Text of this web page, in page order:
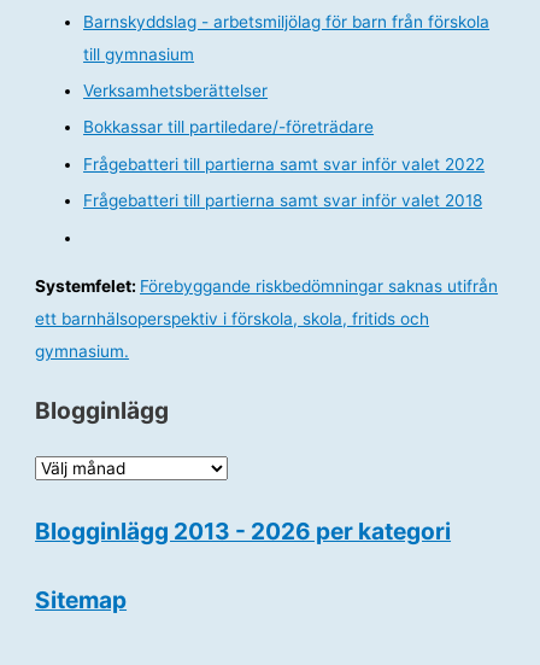
Barnskyddslag - arbetsmiljölag för barn från förskola
till gymnasium
Verksamhetsberättelser
Bokkassar till partiledare/-företrädare
Frågebatteri till partierna samt svar inför valet 2022
Frågebatteri till partierna samt svar inför valet 2018
Systemfelet: Förebyggande riskbedömningar saknas utifrån
ett barnhälsoperspektiv i förskola, skola, fritids och
gymnasium.
Blogginlägg
B
o
g
Blogginlägg 2013 - 2026 per kategori
Sitemap